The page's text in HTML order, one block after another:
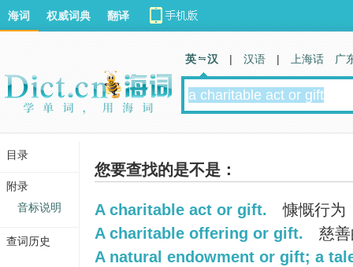
您要查找的是不是：
A charitable act or gift.
慷慨行为
A charitable offering or gift.
慈
A natural endowment or gift; a
海词 权威词典 翻译
英 汉 | 汉语 | 上海话 广
目录
附录
音标说明
查词历史